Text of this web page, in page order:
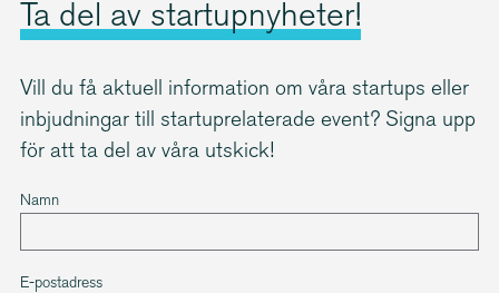
Ta del av startup­ny­heter!
Vill du få aktuell information om våra startups eller
inbjudningar till startupre­la­terade event? Signa upp
för att ta del av våra utskick!
Namn
E-postadress